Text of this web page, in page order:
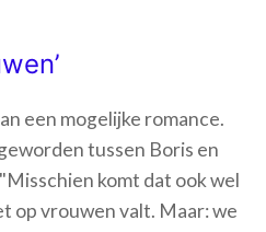
een mogelijke romance.
tussen Boris en
komt dat ook wel
op vrouwen valt. Maar: we